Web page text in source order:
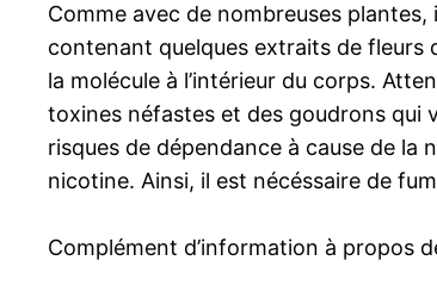
Comme avec de nombreuses
contenant quelques extraits de fleurs
la molécule à l’intérieur du corps.
toxines néfastes et des goudrons qui
risques de dépendance à cause de la
nicotine. Ainsi, il est nécéssaire de
Complément d’information à propos